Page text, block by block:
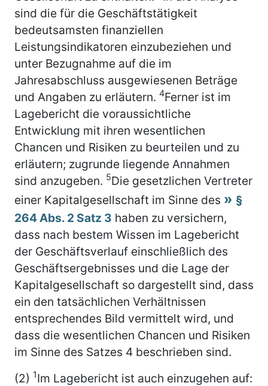
sind die für die Geschäftstätigkeit
bedeutsamsten finanziellen
Leistungsindikatoren einzubeziehen und
unter Bezugnahme auf die im
Jahresabschluss ausgewiesenen Beträge
und Angaben zu erläutern. 4Ferner ist im
Lagebericht die voraussichtliche
Entwicklung mit ihren wesentlichen
Chancen und Risiken zu beurteilen und zu
erläutern; zugrunde liegende Annahmen
sind anzugeben. 5Die gesetzlichen Vertreter
einer Kapitalgesellschaft im Sinne des
§
264 Abs. 2 Satz 3 haben zu versichern,
dass nach bestem Wissen im Lagebericht
der Geschäftsverlauf einschließlich des
Geschäftsergebnisses und die Lage der
Kapitalgesellschaft so dargestellt sind, dass
ein den tatsächlichen Verhältnissen
entsprechendes Bild vermittelt wird, und
dass die wesentlichen Chancen und Risiken
im Sinne des Satzes 4 beschrieben sind.
(2) 1Im Lagebericht ist auch einzugehen auf: